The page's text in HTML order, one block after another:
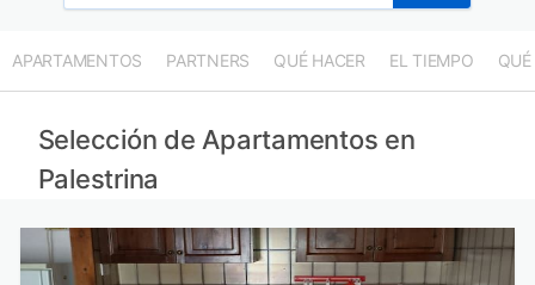
APARTAMENTOS PARTNERS QUÉ HACER EL TIEMPO QUÉ
Selección de Apartamentos en
Palestrina